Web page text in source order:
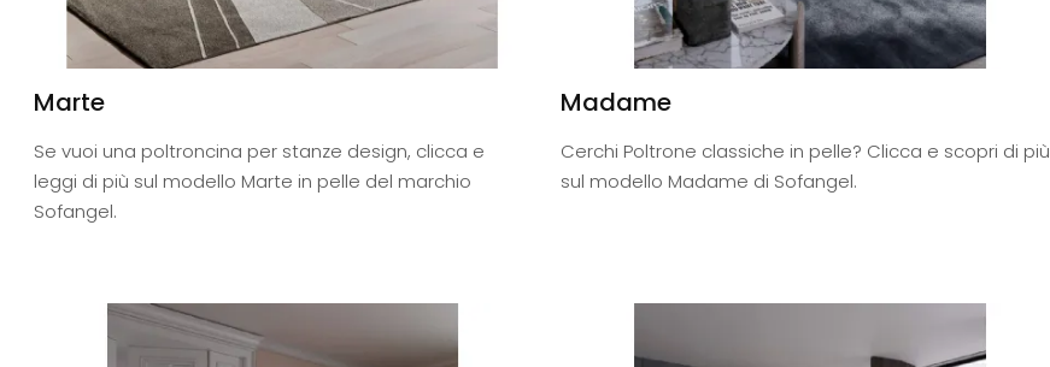
Marte
Se vuoi una poltroncina per stanze design, clicca e
leggi di più sul modello Marte in pelle del marchio
Sofangel.
Madame
Cerchi Poltrone classiche in pelle? Clicca e scopri di più
sul modello Madame di Sofangel.